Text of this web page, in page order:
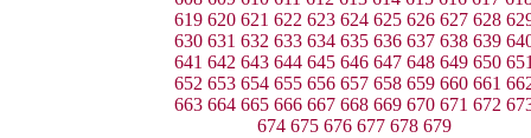
619 620 621 622 623 624 625 626 627 628
630 631 632 633 634 635 636 637 638 639
641 642 643 644 645 646 647 648 649 650
652 653 654 655 656 657 658 659 660 661
663 664 665 666 667 668 669 670 671 672
674 675 676 677 678 679